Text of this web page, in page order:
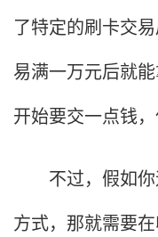
了特定的刷卡交
易满一万元后就
开始要交一点钱
不过，假如你
方式，那就需要